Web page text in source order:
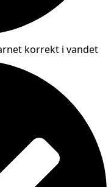
korrekt i vandet